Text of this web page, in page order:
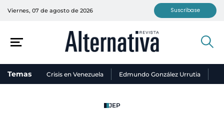
Viernes, 07 de agosto de 2026 Suscríbase
Temas Crisis en Venezuela Edmundo González Urrutia
JEP